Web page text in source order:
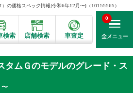
の価格スペック情報{令和6年12月〜}（10155565）
検索 店舗検索 車査定 全メニュー
0
タムＧのモデルのグレード・ス
〜